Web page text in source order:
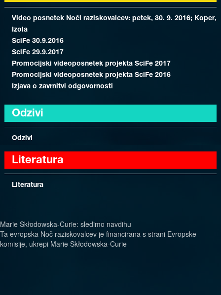
Video posnetek Noči raziskovalcev: petek, 30. 9. 2016; Koper,
Izola
SciFe 30.9.2016
SciFe 29.9.2017
Promocijski videoposnetek projekta SciFe 2017
Promocijski videoposnetek projekta SciFe 2016
Izjava o zavrnitvi odgovornosti
Odzivi
Odzivi
Literatura
Literatura
Marie Skłodowska-Curie: sledimo navdihu
Ta evropska Noč raziskovalcev je financirana s strani Evropske
komisije, ukrepi Marie Skłodowska-Curie